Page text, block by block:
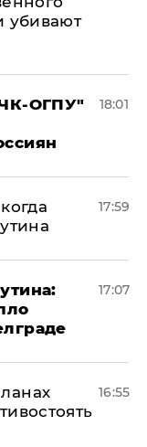
убивают
ОГПУ"
18:01
17:59
17:07
16:55